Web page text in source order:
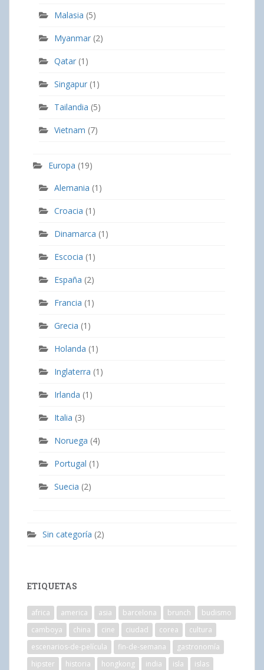
Malasia (5)
Myanmar (2)
Qatar (1)
Singapur (1)
Tailandia (5)
Vietnam (7)
Europa (19)
Alemania (1)
Croacia (1)
Dinamarca (1)
Escocia (1)
España (2)
Francia (1)
Grecia (1)
Holanda (1)
Inglaterra (1)
Irlanda (1)
Italia (3)
Noruega (4)
Portugal (1)
Suecia (2)
Sin categoría (2)
ETIQUETAS
africa america asia barcelona brunch
budismo
camboya
china cine ciudad corea
cultura
escenarios-de-película
fin-de-semana
gastronomía
hipster
historia hongkong india isla
islas